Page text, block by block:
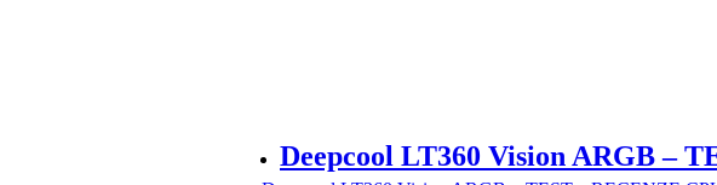
Deepcool LT360 Vision ARGB –